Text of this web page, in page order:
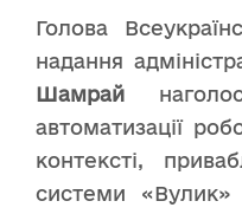
Голова
надання
Шамрай
автоматизації
контексті,
системи «Вулик»